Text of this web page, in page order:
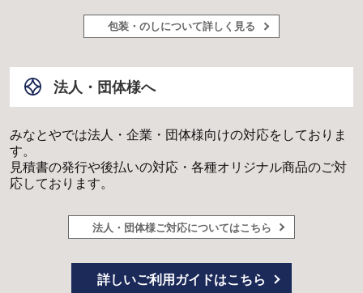
包装・のしについて詳しく見る
法人・団体様へ
みなとやでは法人・企業・団体様向けの対応をしておりま
す。
見積書の発行や後払いの対応・各種オリジナル商品のご対
応しております。
法人・団体様ご対応についてはこちら
詳しいご利用ガイドはこちら